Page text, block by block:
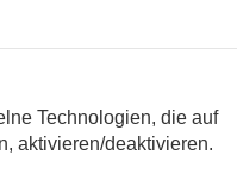
Technologien, die auf
aktivieren/deaktivieren.